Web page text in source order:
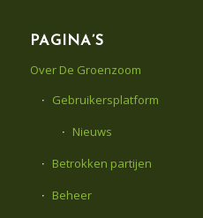
PAGINA’S
Over De Groenzoom
Gebruikersplatform
Nieuws
Betrokken partijen
Beheer